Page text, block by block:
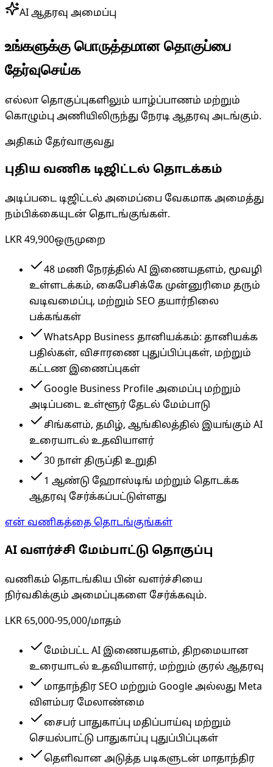
AI ஆதரவு அமைப்பு
உங்களுக்கு பொருத்தமான தொகுப்பை
தேர்வுசெய்க
எல்லா தொகுப்புகளிலும் யாழ்ப்பாணம் மற்றும்
கொழும்பு அணியிலிருந்து நேரடி ஆதரவு அடங்கும்.
அதிகம் தேர்வாகுவது
புதிய வணிக டிஜிட்டல் தொடக்கம்
அடிப்படை டிஜிட்டல் அமைப்பை வேகமாக அமைத்து
நம்பிக்கையுடன் தொடங்குங்கள்.
LKR 49,900ஒருமுறை
48 மணி நேரத்தில் AI இணையதளம், மூவழி
உள்ளடக்கம், கைபேசிக்கே முன்னுரிமை தரும்
வடிவமைப்பு, மற்றும் SEO தயார்நிலை
பக்கங்கள்
WhatsApp Business தானியக்கம்: தானியக்க
பதில்கள், விசாரணை புதுப்பிப்புகள், மற்றும்
கட்டண இணைப்புகள்
Google Business Profile அமைப்பு மற்றும்
அடிப்படை உள்ளூர் தேடல் மேம்பாடு
சிங்களம், தமிழ், ஆங்கிலத்தில் இயங்கும் AI
உரையாடல் உதவியாளர்
30 நாள் திருப்தி உறுதி
1 ஆண்டு ஹோஸ்டிங் மற்றும் தொடக்க
ஆதரவு சேர்க்கப்பட்டுள்ளது
என் வணிகத்தை தொடங்குங்கள்
AI வளர்ச்சி மேம்பாட்டு தொகுப்பு
வணிகம் தொடங்கிய பின் வளர்ச்சியை
நிர்வகிக்கும் அமைப்புகளை சேர்க்கவும்.
LKR 65,000-95,000/மாதம்
மேம்பட்ட AI இணையதளம், திறமையான
உரையாடல் உதவியாளர், மற்றும் குரல் ஆதரவு
மாதாந்திர SEO மற்றும் Google அல்லது Meta
விளம்பர மேலாண்மை
சைபர் பாதுகாப்பு மதிப்பாய்வு மற்றும்
செயல்பாட்டு பாதுகாப்பு புதுப்பிப்புகள்
தெளிவான அடுத்த படிகளுடன் மாதாந்திர